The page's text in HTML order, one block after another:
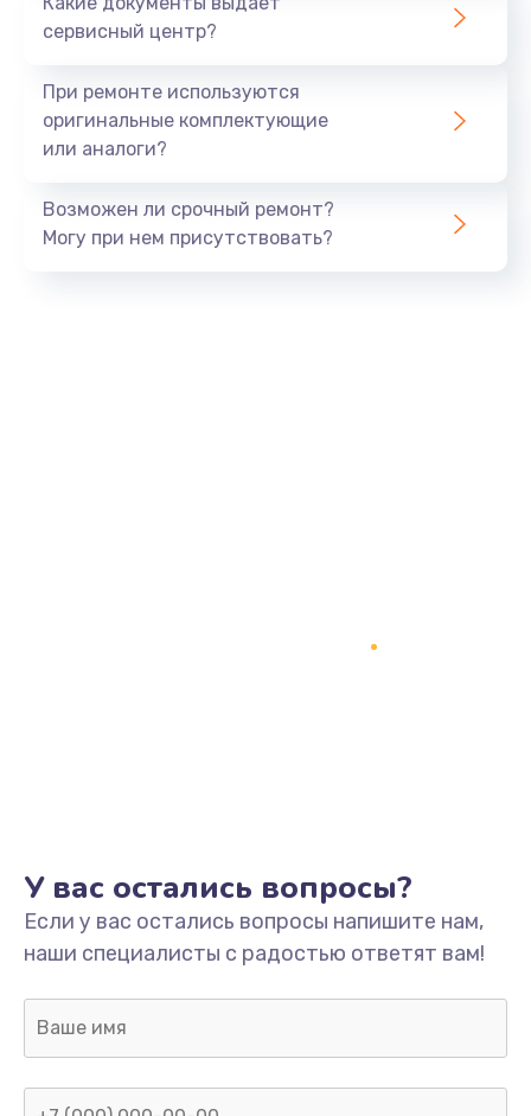
сервисный центр?
При ремонте используются
оригинальные комплектующие
или аналоги?
Возможен ли срочный ремонт?
Могу при нем присутствовать?
У вас остались вопросы?
Если у вас остались вопросы напишите нам,
наши специалисты с радостью ответят вам!